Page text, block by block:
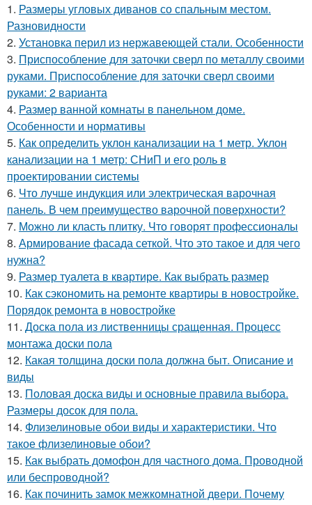
1. Размеры угловых диванов со спальным местом.
Разновидности
2. Установка перил из нержавеющей стали. Особенности
3. Приспособление для заточки сверл по металлу своими
руками. Приспособление для заточки сверл своими
руками: 2 варианта
4. Размер ванной комнаты в панельном доме.
Особенности и нормативы
5. Как определить уклон канализации на 1 метр. Уклон
канализации на 1 метр: СНиП и его роль в
проектировании системы
6. Что лучше индукция или электрическая варочная
панель. В чем преимущество варочной поверхности?
7. Можно ли класть плитку. Что говорят профессионалы
8. Армирование фасада сеткой. Что это такое и для чего
нужна?
9. Размер туалета в квартире. Как выбрать размер
10. Как сэкономить на ремонте квартиры в новостройке.
Порядок ремонта в новостройке
11. Доска пола из лиственницы сращенная. Процесс
монтажа доски пола
12. Какая толщина доски пола должна быт. Описание и
виды
13. Половая доска виды и основные правила выбора.
Размеры досок для пола.
14. Флизелиновые обои виды и характеристики. Что
такое флизелиновые обои?
15. Как выбрать домофон для частного дома. Проводной
или беспроводной?
16. Как починить замок межкомнатной двери. Почему